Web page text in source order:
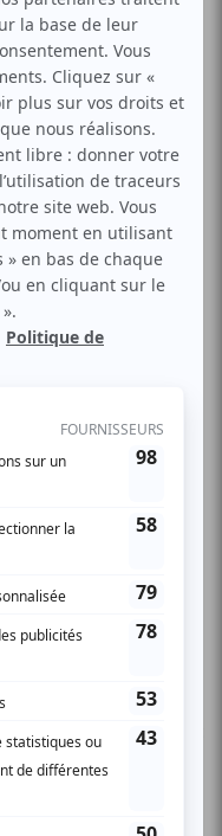
aura une offre promo
INSCRIVEZ-VOUS
de créativité. C'est
révéler, de se
de sensibilité et de
faisant accéder au
colorée par nos
que par les pensées
les vibrations d’un
pas de reproduire
transformer par mon
et les bonheurs de
au quotidien sont
Tout comme un
mais je reste